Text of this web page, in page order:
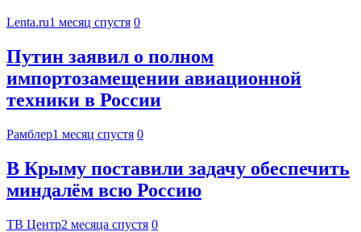
Lenta.ru1 месяц спустя 0
Путин заявил о полном
импортозамещении авиационной
техники в России
Рамблер1 месяц спустя 0
В Крыму поставили задачу обеспечить
миндалём всю Россию
ТВ Центр2 месяца спустя 0